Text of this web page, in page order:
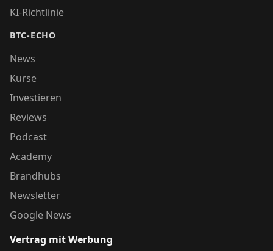
KI-Richtlinie
BTC-ECHO
News
Kurse
Investieren
Reviews
Podcast
Academy
Brandhubs
Newsletter
Google News
Vertrag mit Werbung